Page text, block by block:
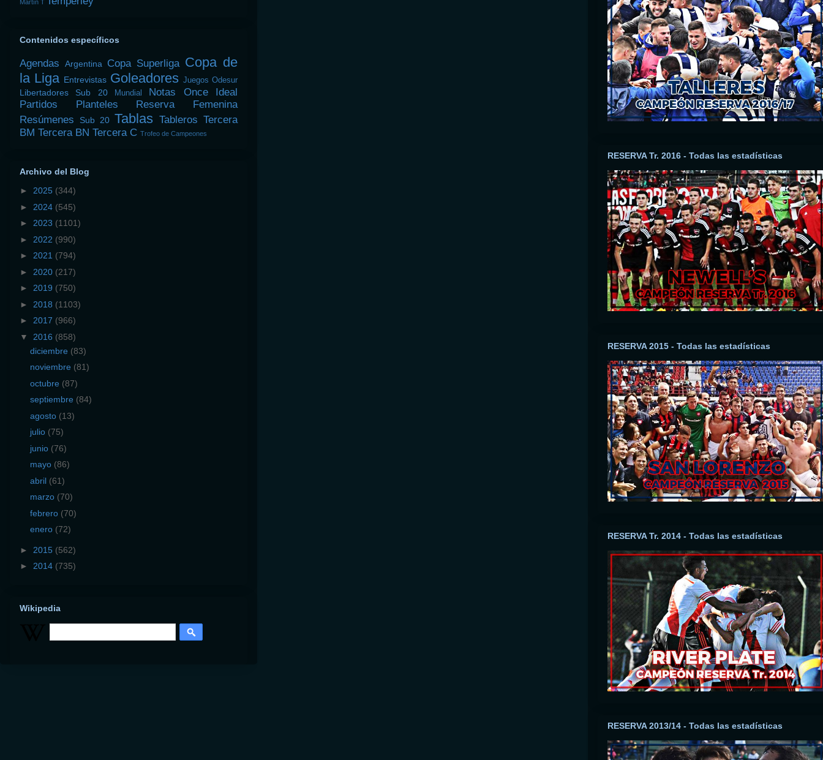
Martín T
Contenidos específicos
Agendas Argentina Copa Superliga Copa de
la Liga Entrevistas Goleadores Juegos Odesur
Libertadores Sub 20 Mundial Notas
Once Ideal
Partidos
Planteles
Reserva Femenina
Resúmenes
Sub 20 Tablas Tableros Tercera
BM Tercera BN Tercera C Trofeo de Campeones
Archivo del Blog
► 2025 (344)
► 2024 (545)
► 2023 (1101)
► 2022 (990)
► 2021 (794)
► 2020 (217)
► 2019 (750)
► 2018 (1103)
► 2017 (966)
▼ 2016 (858)
diciembre (83)
noviembre (81)
octubre (87)
septiembre (84)
agosto (13)
julio (75)
junio (76)
mayo (86)
abril (61)
marzo (70)
febrero (70)
enero (72)
► 2015 (562)
► 2014 (735)
Wikipedia
RESERVA Tr. 2016 - Todas las estadísticas
RESERVA 2015 - Todas las estadísticas
RESERVA Tr. 2014 - Todas las estadísticas
RESERVA 2013/14 - Todas las estadísticas